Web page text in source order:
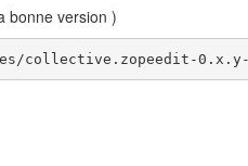
bonne version )
collective.zopeedit-0.x.y-